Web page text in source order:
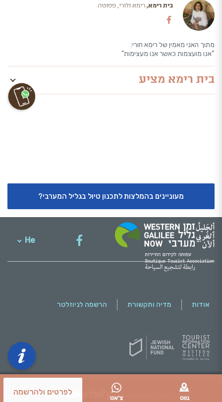
נווט צ'אט
לפרטים ולהרשמה
בית רימא, רימא ח'ורי, פסוטה
מתוך האני מאמין של רימא חורי:
“אנו מועצמות כאשר אנו מעצימות”
בית רימא מציע
מעוניינים בהמלצות לתכנון טיול בגליל המערבי?
He
אודות מדיה ותקשורת הרשמה לניוזלטר